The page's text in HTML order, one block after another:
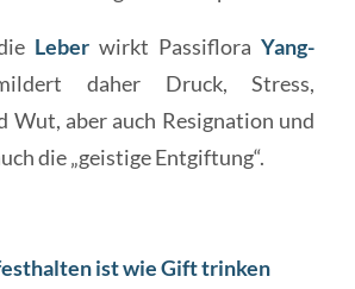
Leber wirkt PassifloraYang-
daher Druck, Stress,
Wut, aber auch Resignation und
die „geistige Entgiftung“.
ist wie Gift trinken